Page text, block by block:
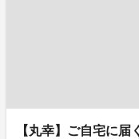
【丸幸】ご自宅に